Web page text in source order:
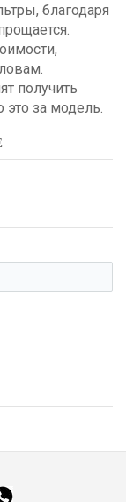
благодаря
получить
это за модель.